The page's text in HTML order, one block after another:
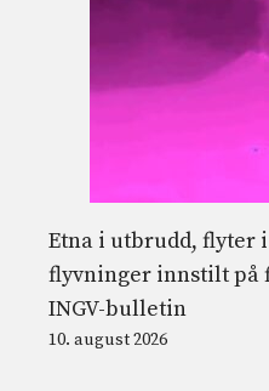
Etna i utbrudd, flyter
flyvninger innstilt på
INGV-bulletin
10. august 2026